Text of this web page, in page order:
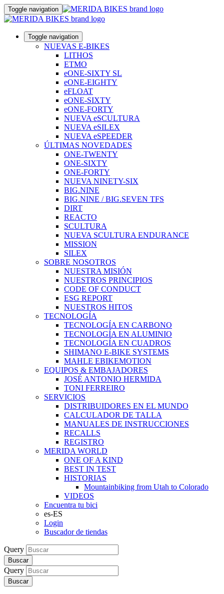
Toggle navigation
Toggle navigation
NUEVAS E-BIKES
LITHOS
ETMO
eONE-SIXTY SL
eONE-EIGHTY
eFLOAT
eONE-SIXTY
eONE-FORTY
NUEVA eSCULTURA
NUEVA eSILEX
NUEVA eSPEEDER
ÚLTIMAS NOVEDADES
ONE-TWENTY
ONE-SIXTY
ONE-FORTY
NUEVA NINETY-SIX
BIG.NINE
BIG.NINE / BIG.SEVEN TFS
DIRT
REACTO
SCULTURA
NUEVA SCULTURA ENDURANCE
MISSION
SILEX
SOBRE NOSOTROS
NUESTRA MISIÓN
NUESTROS PRINCIPIOS
CODE OF CONDUCT
ESG REPORT
NUESTROS HITOS
TECNOLOGÍA
TECNOLOGÍA EN CARBONO
TECNOLOGÍA EN ALUMINIO
TECNOLOGÍA EN CUADROS
SHIMANO E-BIKE SYSTEMS
MAHLE EBIKEMOTION
EQUIPOS & EMBAJADORES
JOSÉ ANTONIO HERMIDA
TONI FERREIRO
SERVICIOS
DISTRIBUIDORES EN EL MUNDO
CALCULADOR DE TALLA
MANUALES DE INSTRUCCIONES
RECALLS
REGISTRO
MERIDA WORLD
ONE OF A KIND
BEST IN TEST
HISTORIAS
Mountainbiking from Utah to Colorado
VIDEOS
Encuentra tu bici
es-ES
Login
Buscador de tiendas
Query
Buscar
Query
Buscar